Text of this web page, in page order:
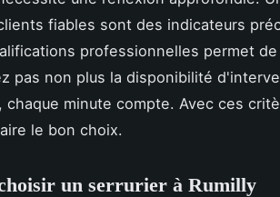
fiables sont des indicateurs
professionnelles permet
pas non plus la disponibilité
minute compte. Avec ces
le bon choix.
un serrurier à Rumilly